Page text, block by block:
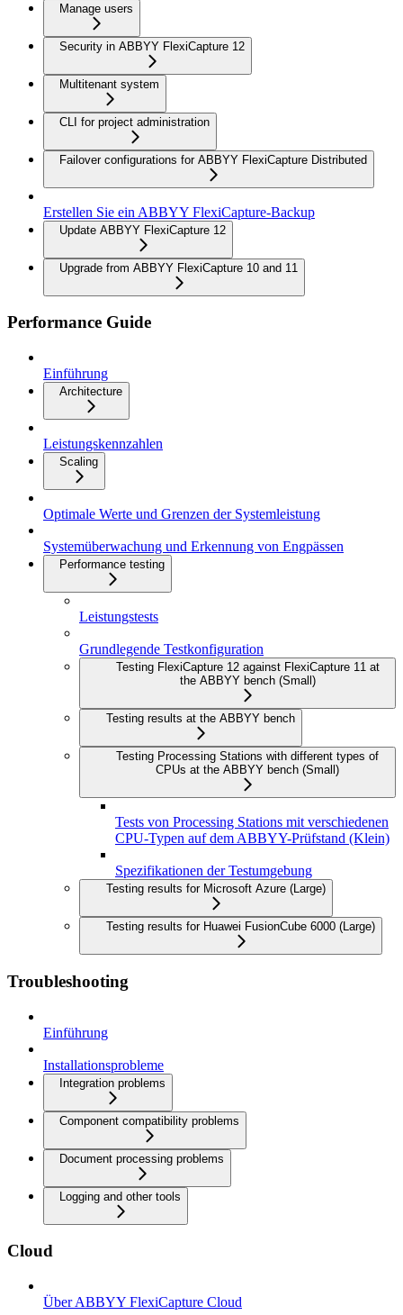
Manage users
Security in ABBYY FlexiCapture 12
Multitenant system
CLI for project administration
Failover configurations for ABBYY FlexiCapture Distributed
Erstellen Sie ein ABBYY FlexiCapture-Backup
Update ABBYY FlexiCapture 12
Upgrade from ABBYY FlexiCapture 10 and 11
Performance Guide
Einführung
Architecture
Leistungskennzahlen
Scaling
Optimale Werte und Grenzen der Systemleistung
Systemüberwachung und Erkennung von Engpässen
Performance testing
Leistungstests
Grundlegende Testkonfiguration
Testing FlexiCapture 12 against FlexiCapture 11 at
the ABBYY bench (Small)
Testing results at the ABBYY bench
Testing Processing Stations with different types of
CPUs at the ABBYY bench (Small)
Tests von Processing Stations mit verschiedenen
CPU-Typen auf dem ABBYY-Prüfstand (Klein)
Spezifikationen der Testumgebung
Testing results for Microsoft Azure (Large)
Testing results for Huawei FusionCube 6000 (Large)
Troubleshooting
Einführung
Installationsprobleme
Integration problems
Component compatibility problems
Document processing problems
Logging and other tools
Cloud
Über ABBYY FlexiCapture Cloud